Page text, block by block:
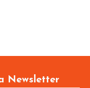
Newsletter